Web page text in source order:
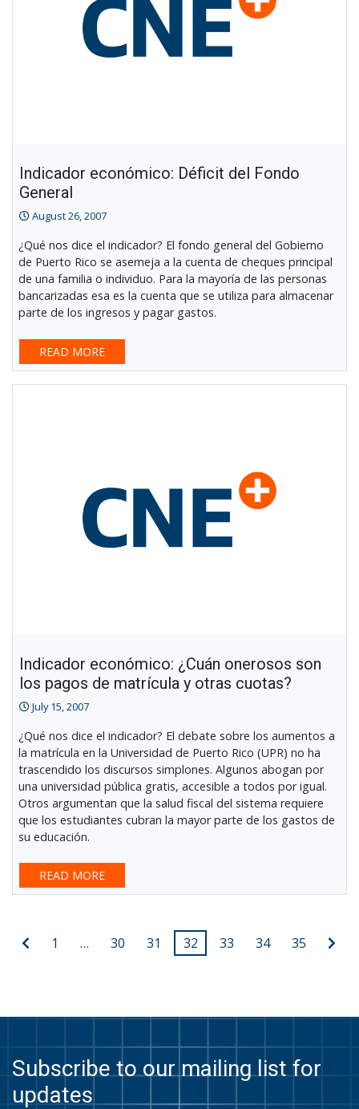
Indicador económico: Déficit del Fondo
General
August 26, 2007
¿Qué nos dice el indicador? El fondo general del Gobierno
de Puerto Rico se asemeja a la cuenta de cheques principal
de una familia o individuo. Para la mayoría de las personas
bancarizadas esa es la cuenta que se utiliza para almacenar
parte de los ingresos y pagar gastos.
READ MORE
Indicador económico: ¿Cuán onerosos son
los pagos de matrícula y otras cuotas?
July 15, 2007
¿Qué nos dice el indicador? El debate sobre los aumentos a
la matrícula en la Universidad de Puerto Rico (UPR) no ha
trascendido los discursos simplones. Algunos abogan por
una universidad pública gratis, accesible a todos por igual.
Otros argumentan que la salud fiscal del sistema requiere
que los estudiantes cubran la mayor parte de los gastos de
su educación.
READ MORE
Posts
Previous
1 … 30 31 32 33 34 35
Subscribe to our mailing list for
updates